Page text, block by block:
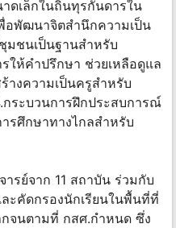
ดเล็กในถิ่นทุรกันดารใน
อพัฒนาจิตสำนึกความเป็น
มชนเป็นฐานสำหรับ
ให้คำปรึกษา ช่วยเหลือดูแล
างความเป็นครูสำหรับ
ระบวนการฝึกประสบการณ์
รศึกษาทางไกลสำหรับ
รย์จาก 11 สถาบัน ร่วมกับ
ะคัดกรองนักเรียนในพื้นที่ที่
จนตามที่ กสศ.กำหนด ซึ่ง